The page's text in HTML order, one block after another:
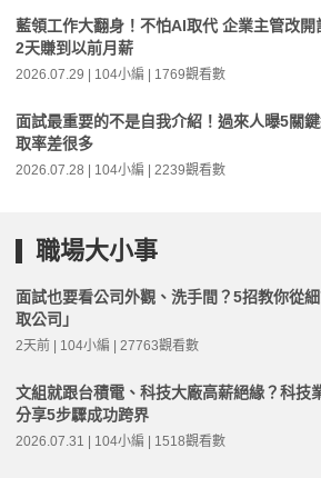
藍領工作大翻身！不怕AI取代 企業主管改開
2天賺到以前月薪
2026.07.29 | 104小編 | 1769觀看數
面試最重要的不是自我介紹！過來人曝5關
取率差很多
2026.07.28 | 104小編 | 2239觀看數
職場大小事
面試也要看公司外觀、洗手間？5招教你從
取公司」
2天前 | 104小編 | 27763觀看數
文組就跟台積電、科技大廠高薪絕緣？科技
分享5步驟成功跨界
2026.07.31 | 104小編 | 1518觀看數